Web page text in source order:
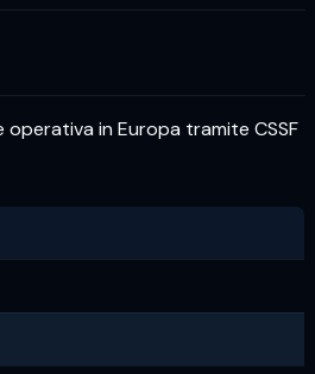
in Europa tramite CSSF